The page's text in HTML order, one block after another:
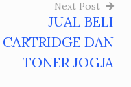
Next Post
JUAL BELI
CARTRIDGE DAN
TONER JOGJA